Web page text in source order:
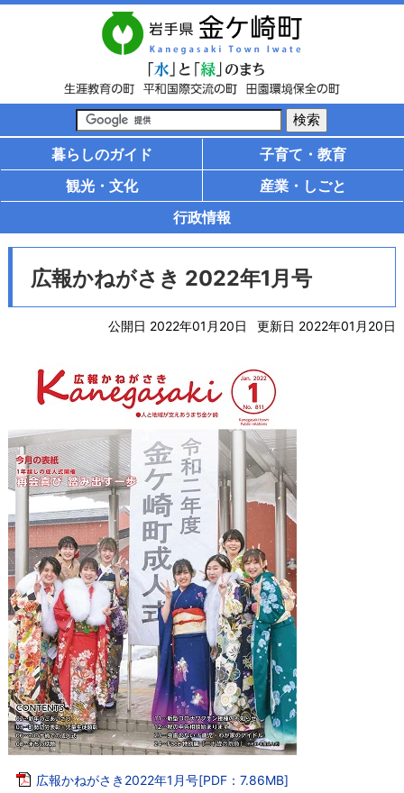
暮らしのガイド
子育て・教育
観光・文化
産業・しごと
行政情報
広報かねがさき 2022年1月号
公開日 2022年01月20日 更新日 2022年01月20日
広報かねがさき2022年1月号[PDF：7.86MB]